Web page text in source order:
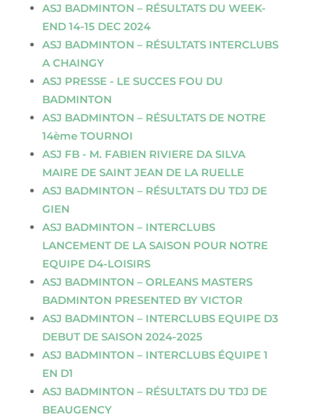
ASJ BADMINTON – RÉSULTATS DU WEEK-
END 14-15 DEC 2024
ASJ BADMINTON – RÉSULTATS INTERCLUBS
A CHAINGY
ASJ PRESSE - LE SUCCES FOU DU
BADMINTON
ASJ BADMINTON – RÉSULTATS DE NOTRE
14ème TOURNOI
ASJ FB - M. FABIEN RIVIERE DA SILVA
MAIRE DE SAINT JEAN DE LA RUELLE
ASJ BADMINTON – RÉSULTATS DU TDJ DE
GIEN
ASJ BADMINTON – INTERCLUBS
LANCEMENT DE LA SAISON POUR NOTRE
EQUIPE D4-LOISIRS
ASJ BADMINTON – ORLEANS MASTERS
BADMINTON PRESENTED BY VICTOR
ASJ BADMINTON – INTERCLUBS EQUIPE D3
DEBUT DE SAISON 2024-2025
ASJ BADMINTON – INTERCLUBS ÉQUIPE 1
EN D1
ASJ BADMINTON – RÉSULTATS DU TDJ DE
BEAUGENCY